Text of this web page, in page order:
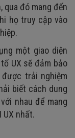
đó mang đến
họ truy cập vào
một giao diện
UX sẽ đảm bảo
trải nghiệm
biết cách dung
nhau để mang
UX nhất.